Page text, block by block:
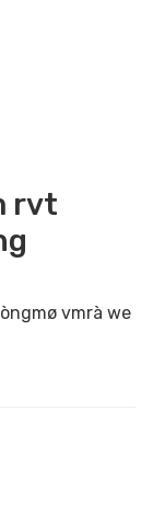
rvt
vmrà we